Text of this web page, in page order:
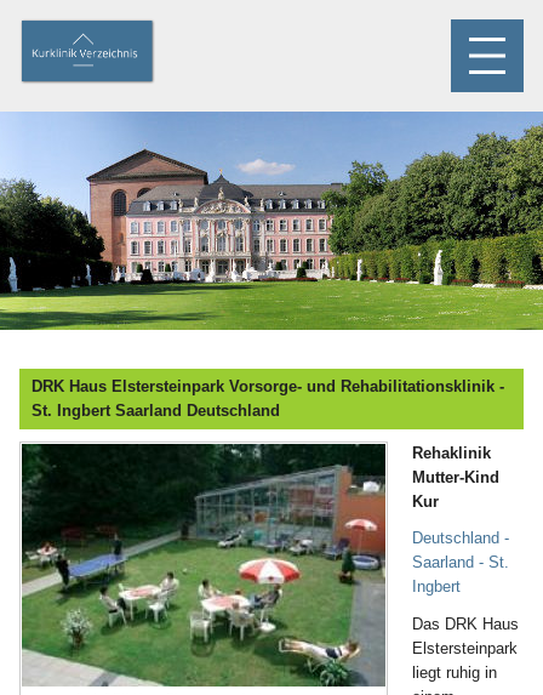
DRK Haus Elstersteinpark Vorsorge- und Rehabilitationsklinik -
St. Ingbert Saarland Deutschland
Rehaklinik
Mutter-Kind
Kur
Deutschland -
Saarland - St.
Ingbert
Das DRK Haus
Elstersteinpark
liegt ruhig in